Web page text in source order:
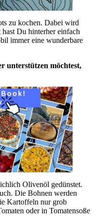
zu kochen. Dabei wird
Du hinterher einfach
immer eine wunderbare
unterstützen möchtest,
Olivenöl gedünstet.
Die Bohnen werden
Kartoffeln nur grob
oder in Tomatensoße